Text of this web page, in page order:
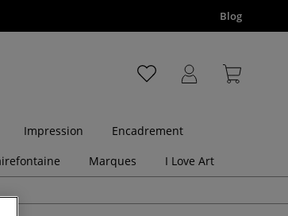
Blog
Impression
Encadrement
Marques I Love Art